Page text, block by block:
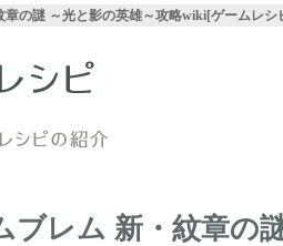
章の謎 ～光と影の英雄～攻略wiki[ゲームレシ
ブレム 新・紋章の